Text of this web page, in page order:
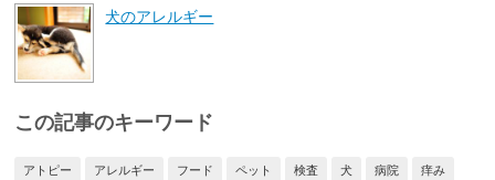
犬のアレルギー
この記事のキーワード
アトピー アレルギー フード ペット 検査 犬 病院 痒み